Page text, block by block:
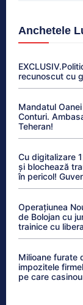
Anchetele
recunoscut cu
Mandatul
Conturi.
Teheran!
Cu digitalizare
și blochează
în pericol!
Operațiunea
de Bolojan cu
trainice cu
Milioane furate
impozitele
pe care